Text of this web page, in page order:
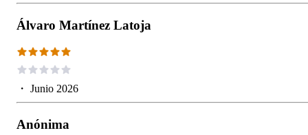
Álvaro Martínez Latoja
・ Junio 2026
Anónima